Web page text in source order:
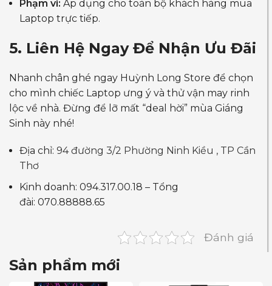
Phạm vi: Áp dụng cho toàn bộ khách hàng mua
Laptop trực tiếp.
5. Liên Hệ Ngay Để Nhận Ưu Đãi
Nhanh chân ghé ngay Huỳnh Long Store để chọn
cho mình chiếc Laptop ưng ý và thử vận may rinh
lộc về nhà. Đừng để lỡ mất “deal hời” mùa Giáng
Sinh này nhé!
Địa chỉ: 94 đường 3/2 Phường Ninh Kiều , TP Cần
Thơ
Kinh doanh: 094.317.00.18 – Tổng
đài: 070.88888.65
Đánh giá
Sản phẩm mới